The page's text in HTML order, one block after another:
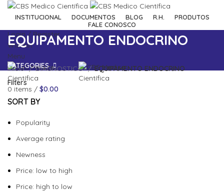
INSTITUCIONAL DOCUMENTOS BLOG R.H.
PRODUTOS
FALE CONOSCO
Login / Register
Wishlist
Menu
0 items / $0.00
EQUIPAMENTO ENDOCRINO
CATEGORIES
Início DIAGNOSTICO
EQUIPAMENTO ENDOCRINO
Filters
SORT BY
Popularity
Average rating
Newness
Price: low to high
Price: high to low